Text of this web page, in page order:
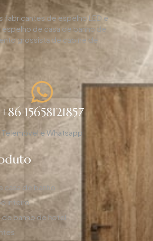
fabricantes de espelho LED e
de casa de banho de
grossista de cabine de
+86 15658121857
Telemóvel e Whatsapp
casa de banho
inteiro
de banho de hotel